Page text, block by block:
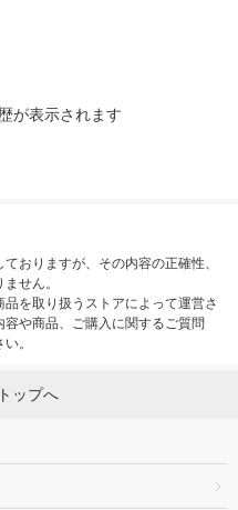
が表示されます
おりますが、その内容の正確性、
せん。
を取り扱うストアによって運営さ
や商品、ご購入に関するご質問
。
ップへ